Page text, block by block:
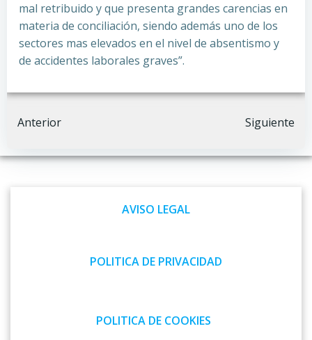
mal retribuido y que presenta grandes carencias en
materia de conciliación, siendo además uno de los
sectores mas elevados en el nivel de absentismo y
de accidentes laborales graves”.
Navegación
por
Anterior
Navegación
por
las
Siguiente
AVISO LEGAL
POLITICA DE PRIVACIDAD
POLITICA DE COOKIES